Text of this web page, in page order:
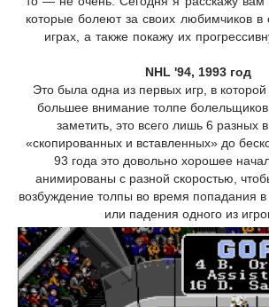
которые болеют за своих любимчиков в
играх, а также покажу их
NHL '94, 1993 год
Это была одна из первых игр, в
большее внимание толпе
заметить, это всего лишь 6 разных
«скопированных и вставленных» до
93 года это довольно хорошее
анимированы с разной скоростью,
возбуждение толпы во время попадания в
или падения одного из